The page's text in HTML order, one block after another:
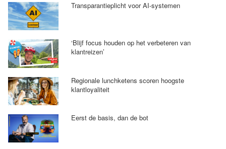
Transparantieplicht voor AI-systemen
‘Blijf focus houden op het verbeteren van
klantreizen’
Regionale lunchketens scoren hoogste
klantloyaliteit
Eerst de basis, dan de bot